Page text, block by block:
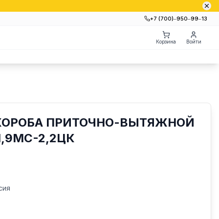
+7 (700)‒950‒99‒13
Корзина Войти
ПРИТОЧНО-ВЫТЯЖНОЙ
2,2ЦК